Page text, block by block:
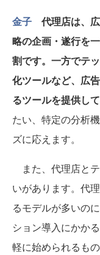
金子 代理店は、
略の企画・遂行を
割です。一方でテ
化ツールなど、広
るツールを提供して
たい、特定の分析
ズに応えます。
また、代理店と
いがあります。代
るモデルが多いの
ション導入にかか
軽に始められるも